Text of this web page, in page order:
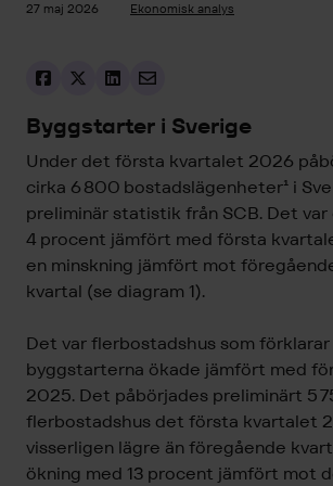
27 maj 2026
Ekonomisk analys
Byggstarter i Sverige
Under det första kvartalet 2026
cirka 6 800 bostadslägenheter¹ i
preliminär statistik från SCB. Det var
4 procent jämfört med första
en minskning jämfört mot
kvartal (se diagram 1).
Det var flerbostadshus som
byggstarterna ökade jämfört med
2025. Det påbörjades preliminärt 5
flerbostadshus det första kvartalet
visserligen lägre än föregående
ökning med 13 procent jämfört mot